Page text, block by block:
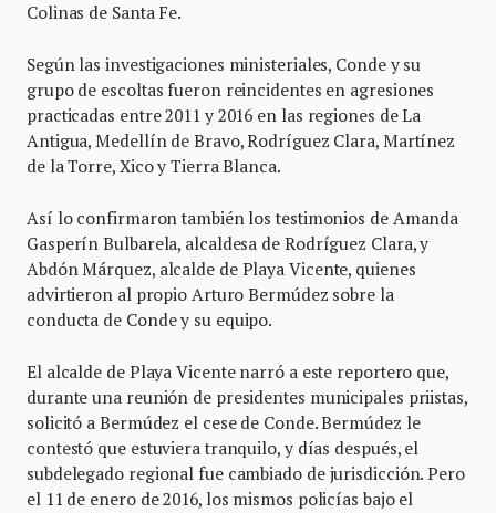
Colinas de Santa Fe.
Según las investigaciones ministeriales, Conde y su
grupo de escoltas fueron reincidentes en agresiones
practicadas entre 2011 y 2016 en las regiones de La
Antigua, Medellín de Bravo, Rodríguez Clara, Martínez
de la Torre, Xico y Tierra Blanca.
Así lo confirmaron también los testimonios de Amanda
Gasperín Bulbarela, alcaldesa de Rodríguez Clara, y
Abdón Márquez, alcalde de Playa Vicente, quienes
advirtieron al propio Arturo Bermúdez sobre la
conducta de Conde y su equipo.
El alcalde de Playa Vicente narró a este reportero que,
durante una reunión de presidentes municipales priistas,
solicitó a Bermúdez el cese de Conde. Bermúdez le
contestó que estuviera tranquilo, y días después, el
subdelegado regional fue cambiado de jurisdicción. Pero
el 11 de enero de 2016, los mismos policías bajo el